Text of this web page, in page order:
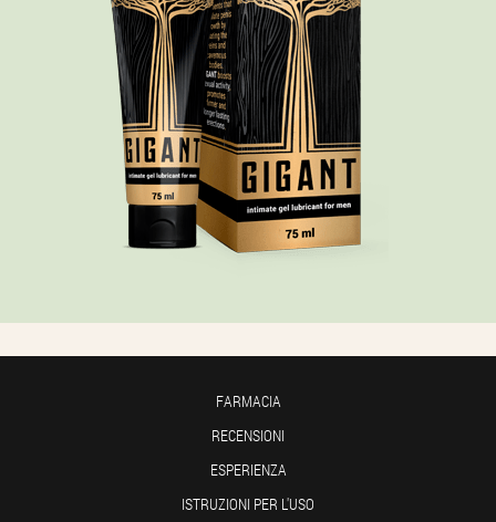
FARMACIA
RECENSIONI
ESPERIENZA
ISTRUZIONI PER L'USO